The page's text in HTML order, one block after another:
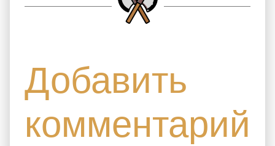
Добавить
комментарий